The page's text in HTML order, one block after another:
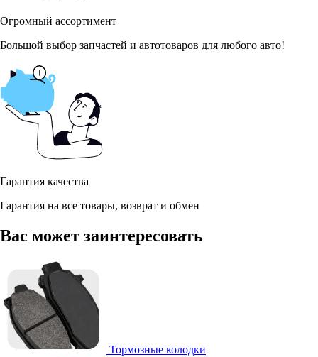
Огромный ассортимент
Большой выбор запчастей и автотоваров для любого авто!
Гарантия качества
Гарантия на все товары, возврат и обмен
Вас может заинтересовать
Тормозные колодки